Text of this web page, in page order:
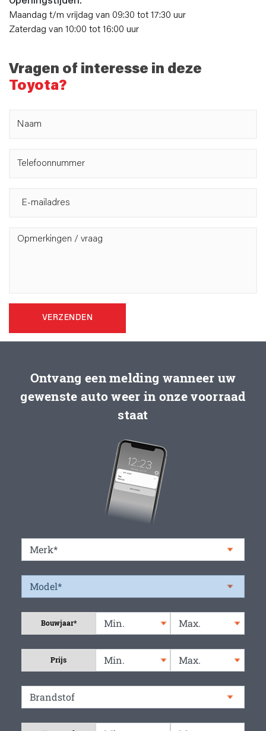
Maandag t/m vrijdag van 09:30 tot 17:30 uur
Zaterdag van 10:00 tot 16:00 uur
Vragen of interesse in deze
Toyota?
VERZENDEN
Ontvang een melding wanneer uw
gewenste auto weer in onze voorraad
staat
Bouwjaar*
Prijs